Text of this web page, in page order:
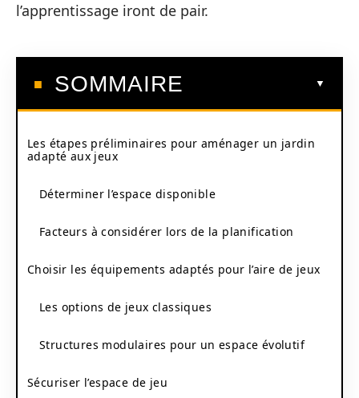
l’apprentissage iront de pair.
SOMMAIRE
Les étapes préliminaires pour aménager un jardin
adapté aux jeux
Déterminer l’espace disponible
Facteurs à considérer lors de la planification
Choisir les équipements adaptés pour l’aire de jeux
Les options de jeux classiques
Structures modulaires pour un espace évolutif
Sécuriser l’espace de jeu